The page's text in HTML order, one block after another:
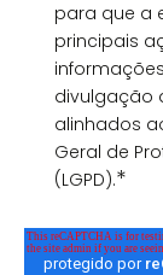
para que a
principais
divulgação
alinhados
Geral de
(LGPD).*